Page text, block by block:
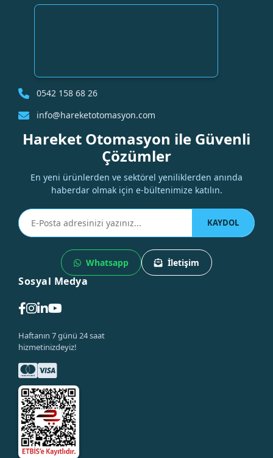
0542 158 68 26
info@hareketotomasyon.com
Hareket Otomasyon ile Güvenli
Çözümler
En yeni ürünlerden ve sektörel yeniliklerden anında
haberdar olmak için e-bültenimize katılın.
KAYDOL
Whatsapp İletişim
Sosyal Medya
Haftanın 7 günü 24 saat
hizmetinizdeyiz!